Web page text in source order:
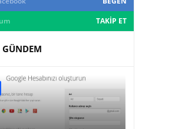
TAKIP ET
GÜNDEM